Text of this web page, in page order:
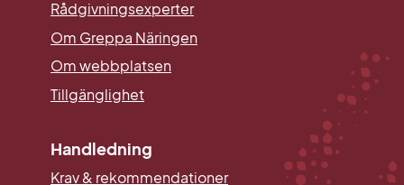
Rådgivningsexperter
Om Greppa Näringen
Om webbplatsen
Tillgänglighet
Handledning
Krav & rekommendationer